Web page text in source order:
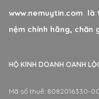
www.nemuytin.com
nệm chính hãng, chăn
HỘ KINH DOANH OANH
Mã số thuế: 8082016330-